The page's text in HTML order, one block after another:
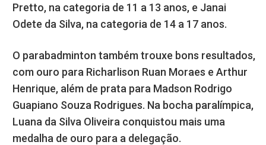
Pretto, na categoria de 11 a 13 anos, e Janai
Odete da Silva, na categoria de 14 a 17 anos.
O parabadminton também trouxe bons resultados,
com ouro para Richarlison Ruan Moraes e Arthur
Henrique, além de prata para Madson Rodrigo
Guapiano Souza Rodrigues. Na bocha paralímpica,
Luana da Silva Oliveira conquistou mais uma
medalha de ouro para a delegação.